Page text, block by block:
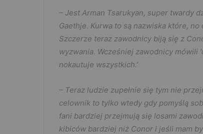
– Jest Arman Tsarukyan, super twardy
Gaethje. Kurwa to są nazwiska które,
Szczerze teraz zawodnicy biją się z
wyzwania. Wcześniej zawodnicy
nokautuje wszystkich.’
– Teraz ludzie zupełnie się tym nie
celownik to tylko wtedy gdy pomyślą
fani bardziej przejmują się losami
kibiców bardziej niż Conor i jeśli mam